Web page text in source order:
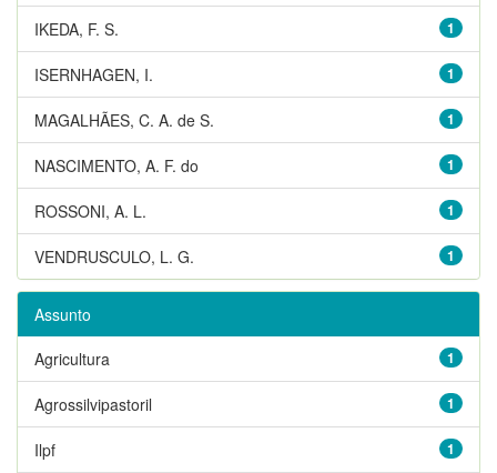
1
IKEDA, F. S.
1
ISERNHAGEN, I.
1
MAGALHÃES, C. A. de S.
1
NASCIMENTO, A. F. do
1
ROSSONI, A. L.
1
VENDRUSCULO, L. G.
Assunto
1
Agricultura
1
Agrossilvipastoril
1
Ilpf